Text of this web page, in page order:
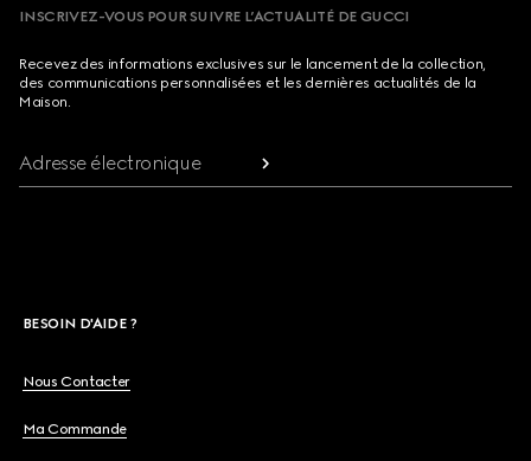
INSCRIVEZ-VOUS POUR SUIVRE L’ACTUALITÉ DE GUCCI
Recevez des informations exclusives sur le lancement de la collection,
des communications personnalisées et les dernières actualités de la
Maison.
Adresse électronique
BESOIN D'AIDE ?
Nous Contacter
Ma Commande